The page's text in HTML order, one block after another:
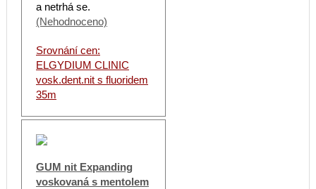
a netrhá se.
(Nehodnoceno)
Srovnání cen:
ELGYDIUM CLINIC
vosk.dent.nit s fluoridem
35m
GUM nit Expanding
voskovaná s mentolem